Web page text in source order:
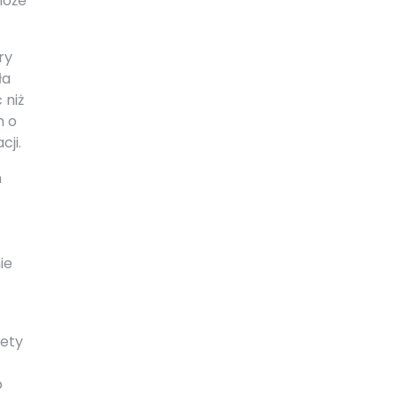
niż
o